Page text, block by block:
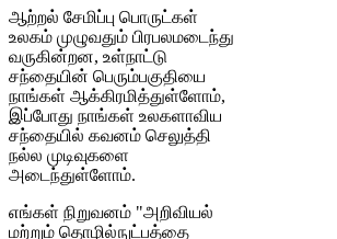
ஆற்றல் சேமிப்பு பொருட்கள்
உலகம் முழுவதும் பிரபலமடைந்து
வருகின்றன, உள்நாட்டு
சந்தையின் பெரும்பகுதியை
நாங்கள் ஆக்கிரமித்துள்ளோம்,
இப்போது நாங்கள் உலகளாவிய
சந்தையில் கவனம் செலுத்தி
நல்ல முடிவுகளை
அடைந்துள்ளோம்.
எங்கள் நிறுவனம் "அறிவியல்
மற்றும் தொழில்நுட்பத்தை